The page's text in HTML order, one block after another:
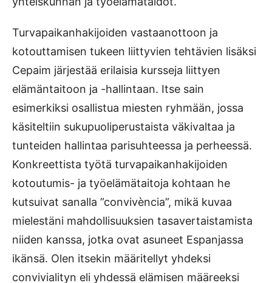
Turvapaikanhakijoiden vastaanottoon ja
kotouttamisen tukeen liittyvien tehtävien lisäksi
Cepaim järjestää erilaisia kursseja liittyen
elämäntaitoon ja -hallintaan. Itse sain
esimerkiksi osallistua miesten ryhmään, jossa
käsiteltiin sukupuoliperustaista väkivaltaa ja
tunteiden hallintaa parisuhteessa ja perheessä.
Konkreettista työtä turvapaikanhakijoiden
kotoutumis- ja työelämätaitoja kohtaan he
kutsuivat sanalla ”convivència”, mikä kuvaa
mielestäni mahdollisuuksien tasavertaistamista
niiden kanssa, jotka ovat asuneet Espanjassa
ikänsä. Olen itsekin määritellyt yhdeksi
convivialityn eli yhdessä elämisen määreeksi